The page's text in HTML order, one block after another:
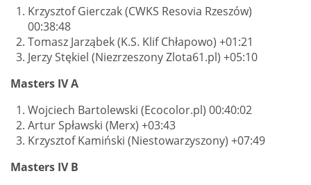
Krzysztof Gierczak (CWKS Resovia Rzeszów)
00:38:48
Tomasz Jarząbek (K.S. Klif Chłapowo) +01:21
Jerzy Stękiel (Niezrzeszony Zlota61.pl) +05:10
Masters IV A
Wojciech Bartolewski (Ecocolor.pl) 00:40:02
Artur Spławski (Merx) +03:43
Krzysztof Kamiński (Niestowarzyszony) +07:49
Masters IV B